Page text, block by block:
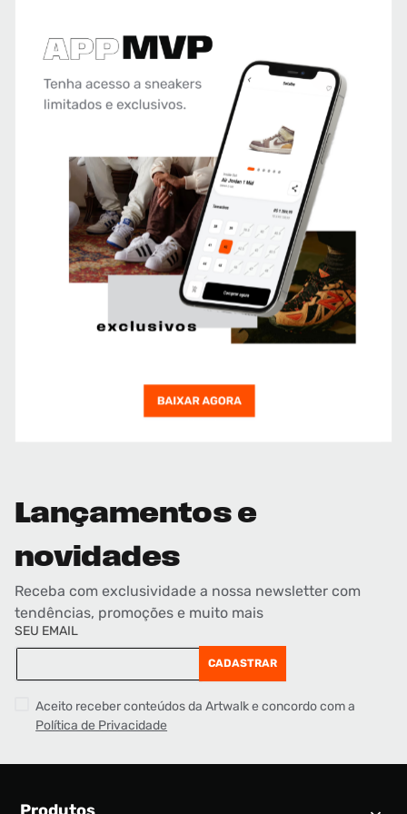
Lançamentos e
novidades
Receba com exclusividade a nossa newsletter com
tendências, promoções e muito mais
SEU EMAIL
CADASTRAR
Aceito receber conteúdos da Artwalk e concordo com a
Política de Privacidade